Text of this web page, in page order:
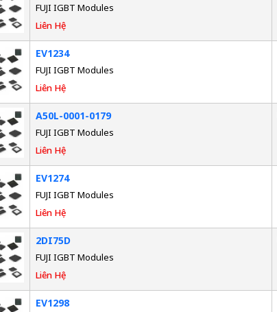
FUJI IGBT Modules
Liên Hệ
EV1234
FUJI IGBT Modules
Liên Hệ
A50L-0001-0179
FUJI IGBT Modules
Liên Hệ
EV1274
FUJI IGBT Modules
Liên Hệ
2DI75D
FUJI IGBT Modules
Liên Hệ
EV1298